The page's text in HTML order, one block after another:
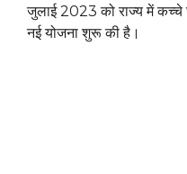
जुलाई 2023 को राज्य में कच्चे
नई योजना शुरू की है।